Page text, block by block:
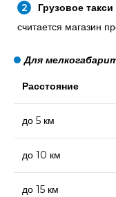
Грузовое такси
считается магазин
Для
Расстояние
до 5 км
до 10 км
до 15 км